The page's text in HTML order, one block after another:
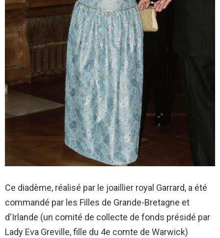
Ce diadème, réalisé par le joaillier royal Garrard, a été
commandé par les Filles de Grande-Bretagne et
d'Irlande (un comité de collecte de fonds présidé par
Lady Eva Greville, fille du 4e comte de Warwick)